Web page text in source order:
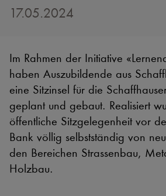
17.05.2024
Im Rahmen der Initiative
haben Auszubildende aus
eine Sitzinsel für die
geplant und gebaut. Realisiert
öffentliche Sitzgelegenheit vor
Bank völlig selbstständig von
den Bereichen Strassenbau,
Holzbau.